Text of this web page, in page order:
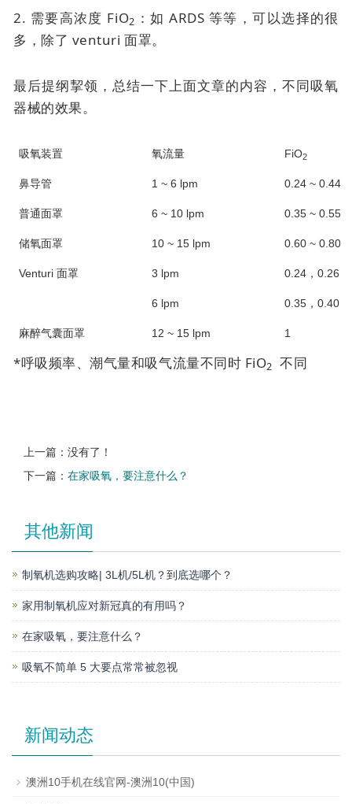
2. 需要高浓度 FiO2 ：如 ARDS 等等，可以选择的很
多，除了 venturi 面罩。
最后提纲挈领，总结一下上面文章的内容，不同吸氧
器械的效果。
吸氧装置 氧流量 FiO2
鼻导管 1 ~ 6 lpm 0.24 ~ 0.44*
普通面罩 6 ~ 10 lpm 0.35 ~ 0.55*
储氧面罩 10 ~ 15 lpm 0.60 ~ 0.80*
Venturi 面罩 3 lpm 0.24，0.26
6 lpm 0.35，0.40
麻醉气囊面罩 12 ~ 15 lpm 1
*呼吸频率、潮气量和吸气流量不同时 FiO2 不同
上一篇：没有了！
下一篇： 在家吸氧，要注意什么？
其他新闻
制氧机选购攻略| 3L机/5L机？到底选哪个？
家用制氧机应对新冠真的有用吗？
在家吸氧，要注意什么？
吸氧不简单 5 大要点常常被忽视
新闻动态
澳洲10手机在线官网-澳洲10(中国)